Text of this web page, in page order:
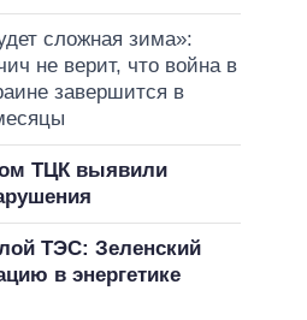
сложная зима»:
не верит, что война в
завершится в
ТЦК выявили
ТЭС: Зеленский
в энергетике